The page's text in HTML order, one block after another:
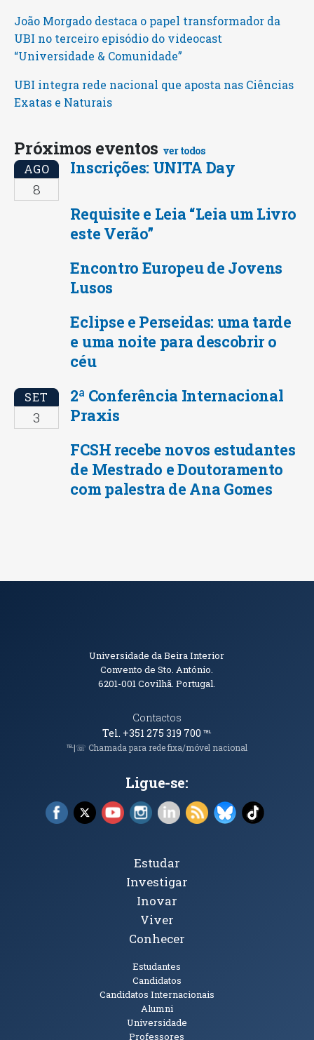
João Morgado destaca o papel transformador da
UBI no terceiro episódio do videocast
“Universidade & Comunidade”
UBI integra rede nacional que aposta nas Ciências
Exatas e Naturais
Próximos eventos ver todos
AGO
8
Inscrições: UNITA Day
Requisite e Leia “Leia um Livro
este Verão”
Encontro Europeu de Jovens
Lusos
Eclipse e Perseidas: uma tarde
e uma noite para descobrir o
céu
SET
3
2ª Conferência Internacional
Praxis
FCSH recebe novos estudantes
de Mestrado e Doutoramento
com palestra de Ana Gomes
Informações de Contacto
Universidade da Beira Interior
Convento de Sto. António.
6201-001Covilhã. Portugal.
Contactos
Tel. +351 275 319 700℡
℡|☏ Chamada para rede fixa/móvel nacional
Ligue-se:
Facebook (abre em nova janela)
X (abre em nova janela)
YouTube (abre em nova janela)
Instagram (abre em nova janela)
LinkedIn (abre em nova
RSS (abre em nova
Bluesky (abre
TikTok
Tópicos Principais
Estudar
Investigar
Inovar
Viver
Conhecer
Estudantes
Candidatos
Candidatos Internacionais
Alumni
Universidade
Professores